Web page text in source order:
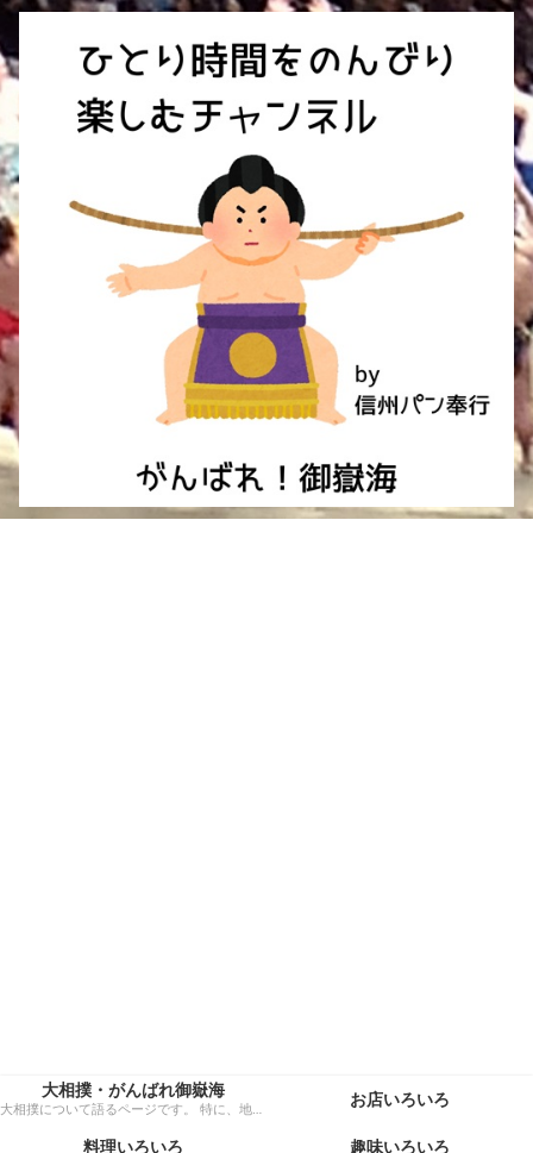
大相撲・がんばれ御嶽海
大相撲について語るページです。 特に、地元力士・御嶽海関を、粘り強く応援いたします！ お店いろいろ
料理いろいろ 趣味いろいろ